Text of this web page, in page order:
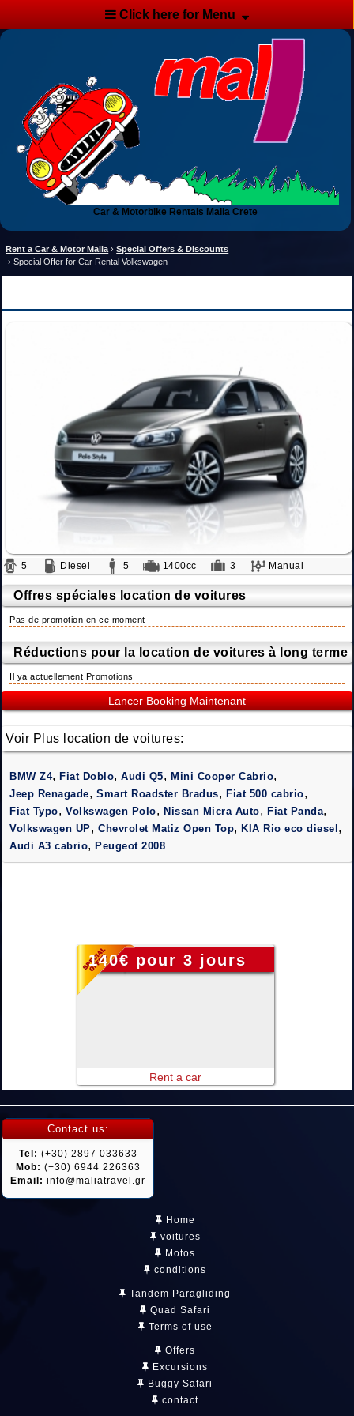
Click here for Menu
Car & Motorbike Rentals Malia Crete
Rent a Car & Motor Malia ›Special Offers & Discounts
›Special Offer for Car Rental Volkswagen
5 Diesel 5 1400cc 3 Manual
Offres spéciales location de voitures
Pas de promotion en ce moment
Réductions pour la location de voitures à long terme
Il ya actuellement Promotions
Lancer Booking Maintenant
Voir Plus location de voitures:
BMW Z4,Fiat Doblo,Audi Q5,Mini Cooper Cabrio,
Jeep Renagade,Smart Roadster Bradus,Fiat 500 cabrio,
Fiat Typo,Volkswagen Polo,Nissan Micra Auto,Fiat Panda,
Volkswagen UP,Chevrolet Matiz Open Top,KIA Rio eco diesel ,
Audi A3 cabrio,Peugeot 2008
140€ pour 3 jours
Rent a car
Contact us:
Tel: (+30) 2897 033633
Mob: (+30) 6944 226363
Email: info@maliatravel.gr
Home
voitures
Motos
conditions
Tandem Paragliding
Quad Safari
Terms of use
Offers
Excursions
Buggy Safari
contact